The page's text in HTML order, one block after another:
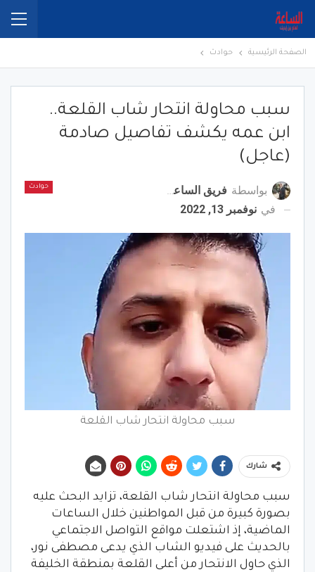
الصفحة الرئيسية حوادث
سبب محاولة انتحار شاب القلعة..
ابن عمه يكشف تفاصيل صادمة
(عاجل)
حوادث بواسطة فريق الساعة برس
في نوفمبر 13, 2022
سبب محاولة انتحار شاب القلعة
شارك
سبب محاولة انتحار شاب القلعة، تزايد البحث عليه
بصورة كبيرة من قبل المواطنين خلال الساعات
الماضية، إذ اشتعلت مواقع التواصل الاجتماعي
بالحديث على فيديو الشاب الذي يدعى مصطفى نور،
الذي حاول الانتحار من أعلى القلعة بمنطقة الخليفة